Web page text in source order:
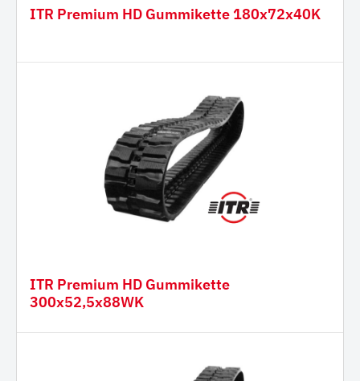
ITR Premium HD Gummikette 180x72x40K
ITR Premium HD Gummikette
300x52,5x88WK